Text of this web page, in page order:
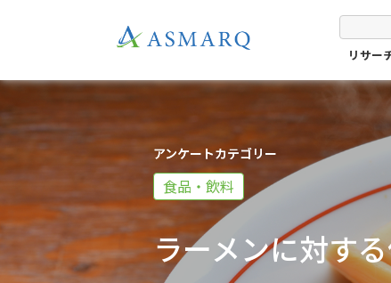
リサー
アンケートカテゴリー
食品・飲料
ラーメンに対す